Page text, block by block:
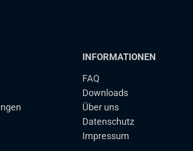
INFORMATIONEN
FAQ
Downloads
Über uns
Datenschutz
Impressum